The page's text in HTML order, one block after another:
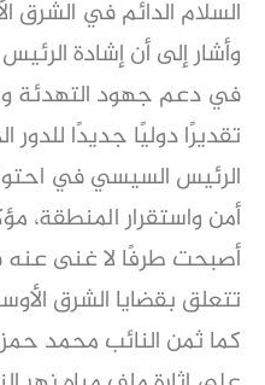
السلام الدائم في الشرق
وأشار إلى أن إشادة
في دعم جهود التهدئة
تقديرًا دوليًا جديدًا
الرئيس السيسي في
أمن واستقرار المنطقة،
أصبحت طرفًا لا غنى عنه
تتعلق بقضايا الشرق
كما ثمن النائب محمد